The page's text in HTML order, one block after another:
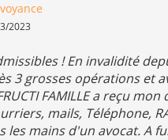
2023
! En invalidité
3 grosses opérations et
FAMILLE a reçu
mails, Téléphone,
les mains d'un avocat. A